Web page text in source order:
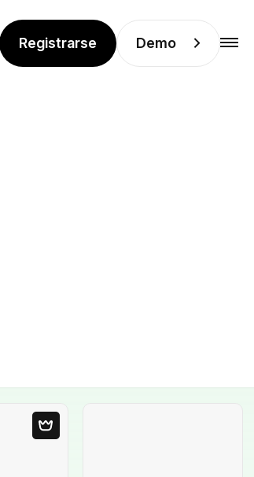
Registrarse Demo